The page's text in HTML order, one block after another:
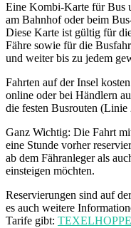
Eine Kombi-Karte für Bus
am Bahnhof oder beim
Diese Karte ist gültig für
Fähre sowie für die
und weiter bis zu jedem
Fahrten auf der Insel
online oder bei Händlern
die festen Busrouten
Ganz Wichtig: Die Fahrt
eine Stunde vorher
ab dem Fähranleger als
einsteigen möchten.
Reservierungen sind auf
es auch weitere
Tarife gibt: